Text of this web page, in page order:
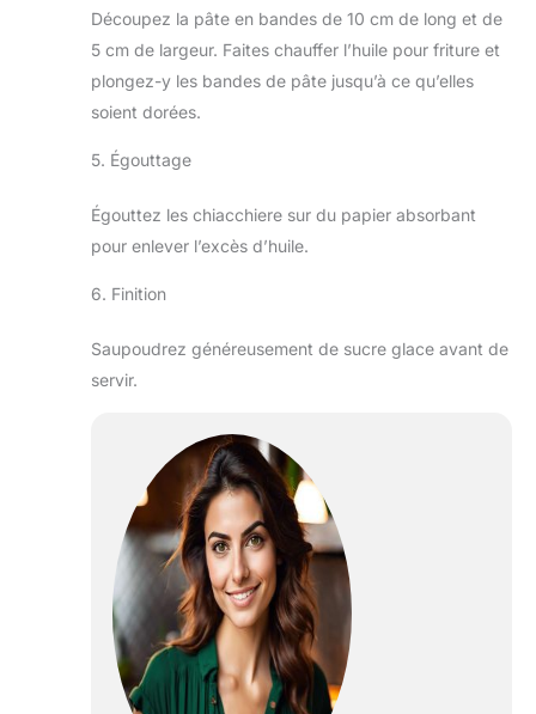
Découpez la pâte en bandes de 10 cm de long et de
5 cm de largeur. Faites chauffer l’huile pour friture et
plongez-y les bandes de pâte jusqu’à ce qu’elles
soient dorées.
5. Égouttage
Égouttez les chiacchiere sur du papier absorbant
pour enlever l’excès d’huile.
6. Finition
Saupoudrez généreusement de sucre glace avant de
servir.